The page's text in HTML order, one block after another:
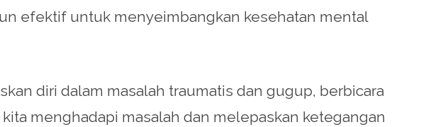
efektif untuk menyeimbangkan kesehatan mental
diri dalam masalah traumatis dan gugup, berbicara
menghadapi masalah dan melepaskan ketegangan